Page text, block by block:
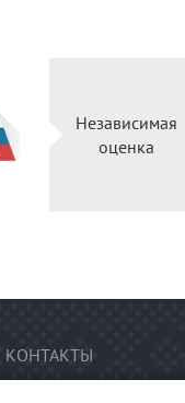
Независимая
оценка
КОНТАКТЫ